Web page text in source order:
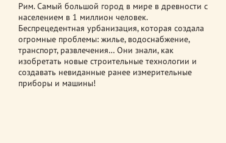
Рим. Самый большой город в мире в древности с
населением в 1 миллион человек.
Беспрецедентная урбанизация, которая создала
огромные проблемы: жилье, водоснабжение,
транспорт, развлечения… Они знали, как
изобретать новые строительные технологии и
создавать невиданные ранее измерительные
приборы и машины!